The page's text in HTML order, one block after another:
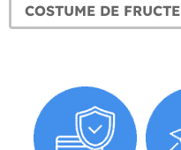
COSTUME DE FRUCTE